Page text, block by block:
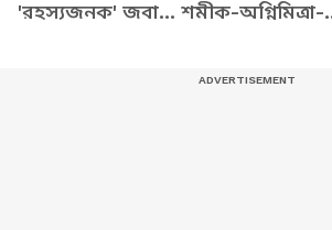
'রহস্যজনক' জবাব শমীক-অগ্নিমিত্রা-